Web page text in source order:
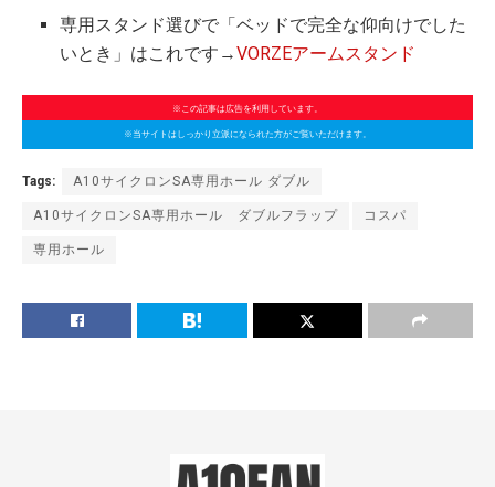
専用スタンド選びで「ベッドで完全な仰向けでした
いとき」はこれです→VORZEアームスタンド
※この記事は広告を利用しています。
※当サイトはしっかり立派になられた方がご覧いただけます。
Tags: A10サイクロンSA専用ホール ダブル
A10サイクロンSA専用ホール ダブルフラップ コスパ
専用ホール